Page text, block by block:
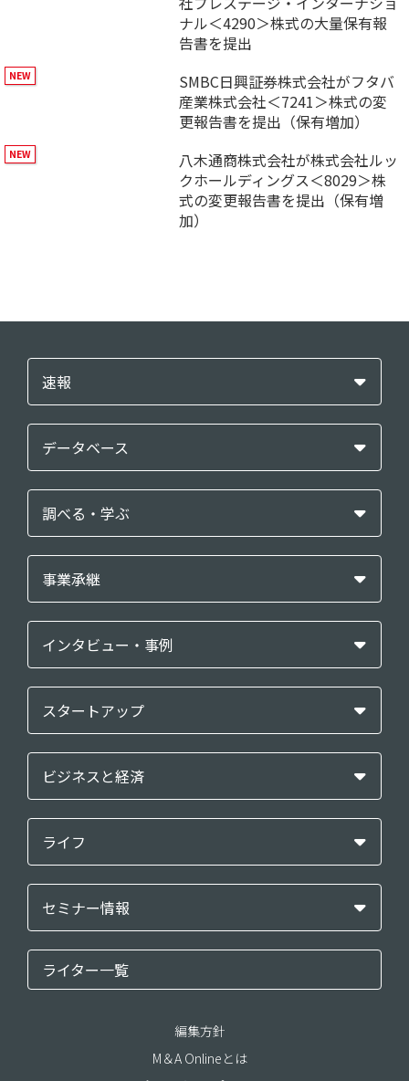
ナル＜4290＞株式の大量保有報
告書を提出
SMBC日興証券株式会社がフタバ
産業株式会社＜7241＞株式の変
更報告書を提出（保有増加）
八木通商株式会社が株式会社ルッ
クホールディングス＜8029＞株
式の変更報告書を提出（保有増
加）
速報
データベース
調べる・学ぶ
事業承継
インタビュー・事例
スタートアップ
ビジネスと経済
ライフ
セミナー情報
ライター一覧
編集方針
M＆A Onlineとは